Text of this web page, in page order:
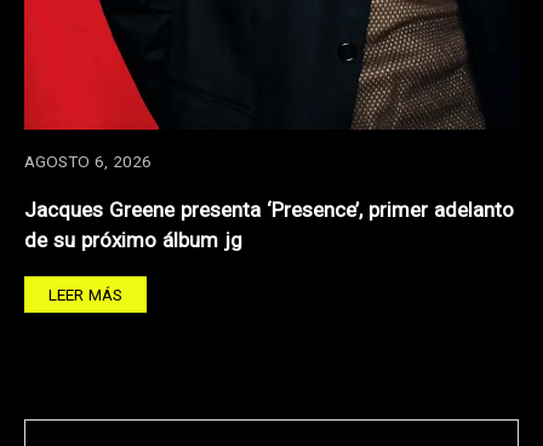
AGOSTO 6, 2026
Jacques Greene presenta ‘Presence’, primer adelanto
de su próximo álbum jg
LEER MÁS